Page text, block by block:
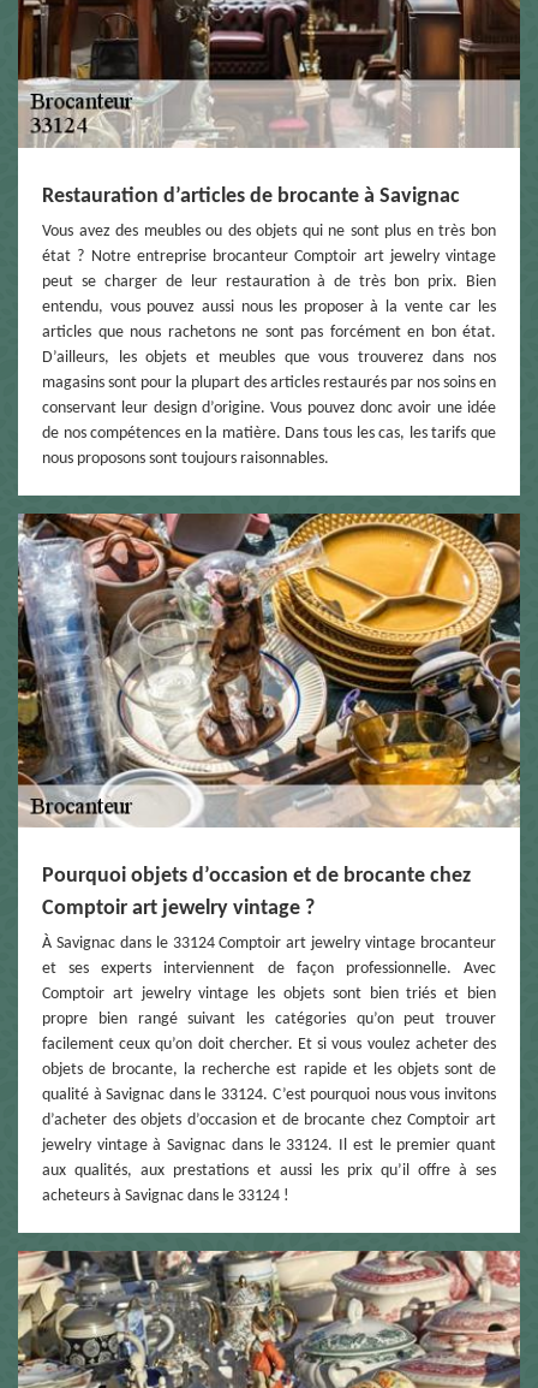
Restauration d’articles de brocante à Savignac
Vous avez des meubles ou des objets qui ne sont plus en très bon
état ? Notre entreprise brocanteur Comptoir art jewelry vintage
peut se charger de leur restauration à de très bon prix. Bien
entendu, vous pouvez aussi nous les proposer à la vente car les
articles que nous rachetons ne sont pas forcément en bon état.
D’ailleurs, les objets et meubles que vous trouverez dans nos
magasins sont pour la plupart des articles restaurés par nos soins en
conservant leur design d’origine. Vous pouvez donc avoir une idée
de nos compétences en la matière. Dans tous les cas, les tarifs que
nous proposons sont toujours raisonnables.
Pourquoi objets d’occasion et de brocante chez
Comptoir art jewelry vintage ?
À Savignac dans le 33124 Comptoir art jewelry vintage brocanteur
et ses experts interviennent de façon professionnelle. Avec
Comptoir art jewelry vintage les objets sont bien triés et bien
propre bien rangé suivant les catégories qu’on peut trouver
facilement ceux qu’on doit chercher. Et si vous voulez acheter des
objets de brocante, la recherche est rapide et les objets sont de
qualité à Savignac dans le 33124. C’est pourquoi nous vous invitons
d’acheter des objets d’occasion et de brocante chez Comptoir art
jewelry vintage à Savignac dans le 33124. Il est le premier quant
aux qualités, aux prestations et aussi les prix qu’il offre à ses
acheteurs à Savignac dans le 33124 !